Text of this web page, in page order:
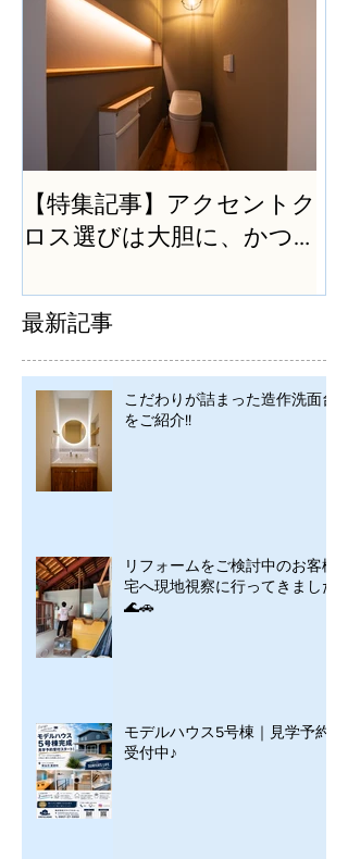
【特集記事】アクセントク
ロス選びは大胆に、かつ
最新記事
こだわりが詰まった造作洗面台
をご紹介!!
リフォームをご検討中のお客様
宅へ現地視察に行ってきました
🌊🚗
モデルハウス5号棟｜見学予約
受付中♪